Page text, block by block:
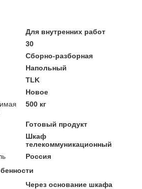
Для внутренних работ
30
Сборно-разборная
Напольный
TLK
Новое
500 кг
Готовый продукт
Шкаф
телекоммуникационный
Россия
Через основание шкафа